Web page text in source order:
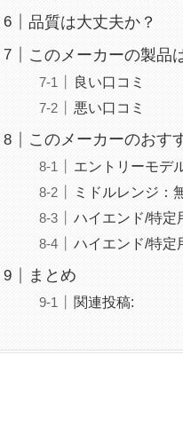
品質は大丈夫か？
このメーカーの製品
良い口コミ
悪い口コミ
このメーカーのおす
エントリーモデ
ミドルレンジ：
ハイエンド/特
ハイエンド/特
まとめ
関連投稿: